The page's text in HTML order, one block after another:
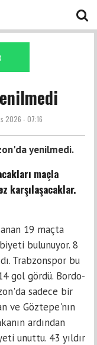
2026 - 07:16
yenilmedi.
maçla
karşılaşacaklar.
19 maçta
bulunuyor. 8
Trabzonspor bu
gol gördü. Bordo-
sadece bir
ve Göztepe'nın
ardından
unuttu. 43 yıldır